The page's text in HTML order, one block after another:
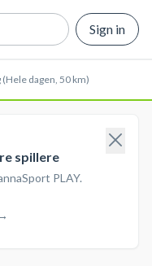
Sign in
(Hele dagen, 50 km)
spillere
PLAY.
→